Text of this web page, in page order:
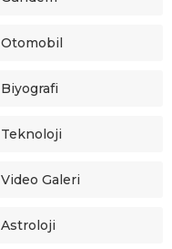
Otomobil
Biyografi
Teknoloji
Video Galeri
Astroloji